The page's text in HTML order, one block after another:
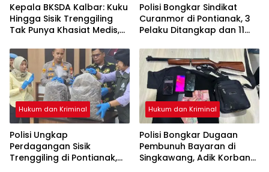
Kepala BKSDA Kalbar: Kuku
Hingga Sisik Trenggiling
Tak Punya Khasiat Medis,
Polisi Bongkar Sindikat
Curanmor di Pontianak, 3
Pelaku Ditangkap dan 11
Hukum dan Kriminal
Polisi Ungkap
Perdagangan Sisik
Trenggiling di Pontianak,
Hukum dan Kriminal
Polisi Bongkar Dugaan
Pembunuh Bayaran di
Singkawang, Adik Korban